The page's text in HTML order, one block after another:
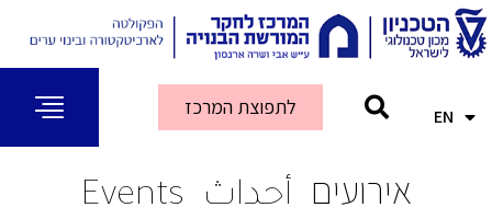
EN
AR לתפוצת המרכז
אירועים أحداث Events